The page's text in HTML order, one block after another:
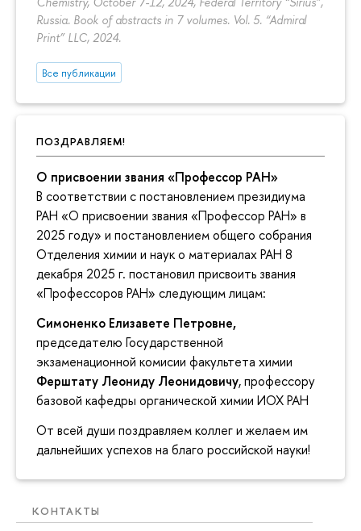
Russia. Book of abstracts in 7 volumes. Vol. 5. “Admiral
Print” LLC, 2024.
Все публикации
ПОЗДРАВЛЯЕМ!
О присвоении звания «Профессор РАН»
В соответствии с постановлением президиума
РАН «О присвоении звания «Профессор РАН» в
2025 году» и постановлением общего собрания
Отделения химии и наук о материалах РАН 8
декабря 2025 г. постановил присвоить звания
«Профессоров РАН» следующим лицам:
Симоненко Елизавете Петровне,
председателю Государственной
экзаменационной комисии факультета химии
Ферштату Леониду Леонидовичу, профессору
базовой кафедры органической химии ИОХ РАН
От всей души поздравляем коллег и желаем им
дальнейших успехов на благо российской науки!
КОНТАКТЫ